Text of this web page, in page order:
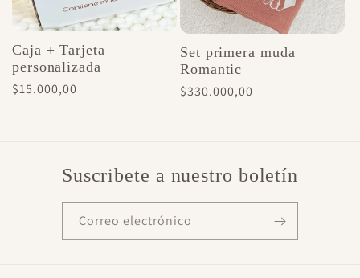
ó
n
:
Caja + Tarjeta
personalizada
Precio
$15.000,00
Set primera muda
Romantic
Precio
$330.000,00
Suscribete a nuestro boletín
Correo electrónico